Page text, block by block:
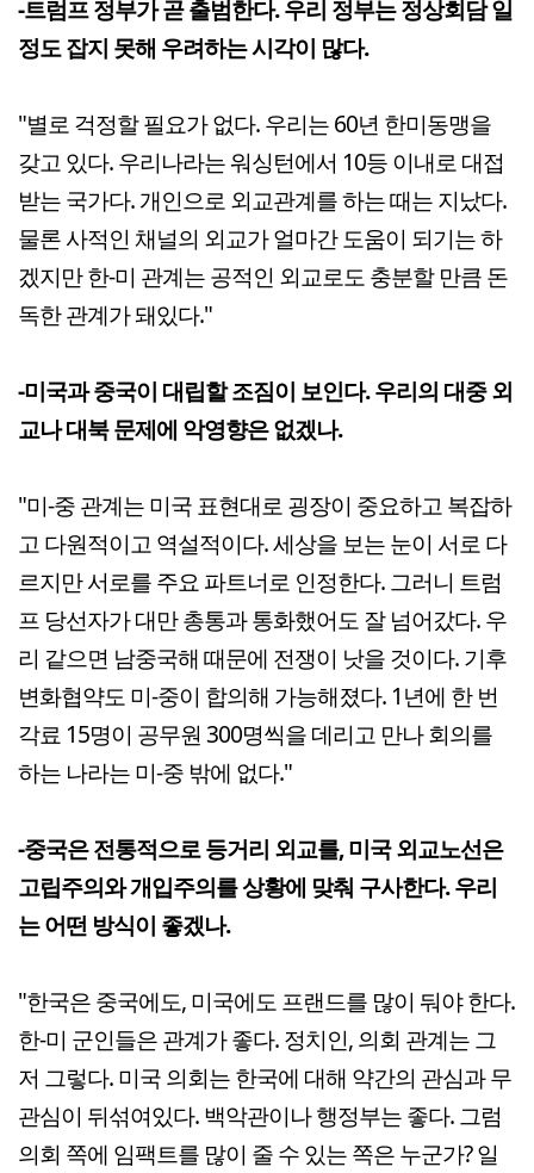
-트럼프 정부가 곧 출범한다. 우리 정부는 정상회담 일
정도 잡지 못해 우려하는 시각이 많다.
"별로 걱정할 필요가 없다. 우리는 60년 한미동맹을
갖고 있다. 우리나라는 워싱턴에서 10등 이내로 대접
받는 국가다. 개인으로 외교관계를 하는 때는 지났다.
물론 사적인 채널의 외교가 얼마간 도움이 되기는 하
겠지만 한-미 관계는 공적인 외교로도 충분할 만큼 돈
독한 관계가 돼있다."
-미국과 중국이 대립할 조짐이 보인다. 우리의 대중 외
교나 대북 문제에 악영향은 없겠나.
"미-중 관계는 미국 표현대로 굉장이 중요하고 복잡하
고 다원적이고 역설적이다. 세상을 보는 눈이 서로 다
르지만 서로를 주요 파트너로 인정한다. 그러니 트럼
프 당선자가 대만 총통과 통화했어도 잘 넘어갔다. 우
리 같으면 남중국해 때문에 전쟁이 낫을 것이다. 기후
변화협약도 미-중이 합의해 가능해졌다. 1년에 한 번
각료 15명이 공무원 300명씩을 데리고 만나 회의를
하는 나라는 미-중 밖에 없다."
-중국은 전통적으로 등거리 외교를, 미국 외교노선은
고립주의와 개입주의를 상황에 맞춰 구사한다. 우리
는 어떤 방식이 좋겠나.
"한국은 중국에도, 미국에도 프랜드를 많이 둬야 한다.
한-미 군인들은 관계가 좋다. 정치인, 의회 관계는 그
저 그렇다. 미국 의회는 한국에 대해 약간의 관심과 무
관심이 뒤섞여있다. 백악관이나 행정부는 좋다. 그럼
의회 쪽에 임팩트를 많이 줄 수 있는 쪽은 누군가? 일